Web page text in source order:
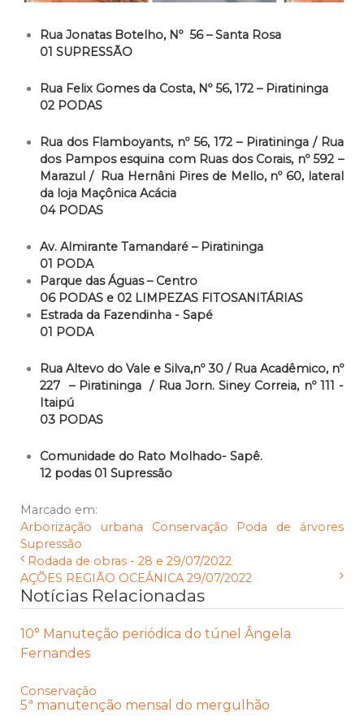
Rua Jonatas Botelho, Nº 56 – Santa Rosa
01 SUPRESSÃO
Rua Felix Gomes da Costa, Nº 56, 172 – Piratininga
02 PODAS
Rua dos Flamboyants, nº 56, 172 – Piratininga / Rua
dos Pampos esquina com Ruas dos Corais, nº 592 –
Marazul / Rua Hernâni Pires de Mello, nº 60, lateral
da loja Maçônica Acácia
04 PODAS
Av. Almirante Tamandaré – Piratininga
01 PODA
Parque das Águas – Centro
06 PODAS e 02 LIMPEZAS FITOSANITÁRIAS
Estrada da Fazendinha - Sapé
01 PODA
Rua Altevo do Vale e Silva,nº 30 / Rua Acadêmico, nº
227 – Piratininga / Rua Jorn. Siney Correia, nº 111 -
Itaipú
03 PODAS
Comunidade do Rato Molhado- Sapê.
12 podas 01 Supressão
Marcado em:
Arborização urbana
Conservação
Poda de árvores
Supressão
Rodada de obras - 28 e 29/07/2022
AÇÕES REGIÃO OCEÂNICA 29/07/2022
Notícias Relacionadas
10° Manuteção periódica do túnel Ângela
Fernandes
Conservação
5ª manutenção mensal do mergulhão